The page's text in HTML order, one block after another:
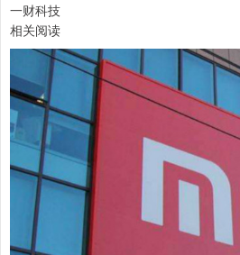
一财科技
相关阅读